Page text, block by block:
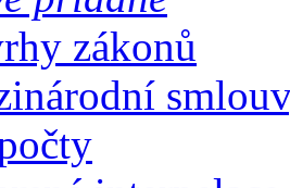
zákonů